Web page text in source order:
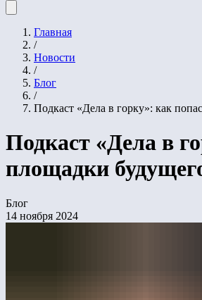
Главная
/
Новости
/
Блог
/
Подкаст «Дела в горку»: как
Подкаст «Дела в
площадки
Блог
14 ноября 2024